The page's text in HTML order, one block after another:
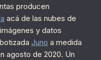
producen
acá de las nubes de
y datos
Juno a medida
agosto de 2020. Un